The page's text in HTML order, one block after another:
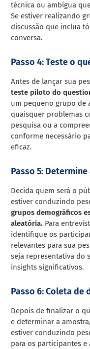
técnica ou ambígua
Se estiver realizando
discussão que inclua
conversa.
Passo 4: Teste o
Antes de lançar sua
teste piloto do
um pequeno grupo de
quaisquer problemas
pesquisa ou a
conforme necessário
eficaz.
Passo 5:
Decida quem será o
estiver conduzindo
grupos demográficos
aleatória. Para
identifique os
relevantes para sua
seja representativa do
insights significativos.
Passo 6: Coleta de
Depois de finalizar o
e determinar a
estiver conduzindo
para os participantes e